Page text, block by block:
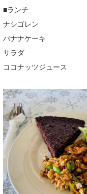
■ランチ
ナシゴレン
バナナケーキ
サラダ
ココナッツジュース
arukasvision
DELTA FORCE SURF
熊谷素子
嵯峨明日香
進士剛光
植村未来
NOBUFUKU
大野”MAR”修聖
喜納海人
+☆maki☆+
Aichan
ECE
G◎Da
H
KY